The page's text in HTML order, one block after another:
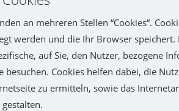
an mehreren Stellen “Cookies“.
werden und die Ihr Browser
auf Sie, den Nutzer, bezogene
besuchen. Cookies helfen dabei, die
zu ermitteln, sowie das